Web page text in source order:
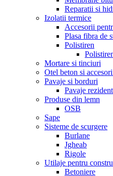
Reparatii si
Izolatii termice
Accesorii
Plasa fibra de
Polistiren
Mortare si tinciuri
Otel beton si
Pavaje si borduri
Pavaje
Produse din lemn
OSB
Sape
Sisteme de scurgere
Burlane
Jgheab
Rigole
Utilaje pentru
Betoniere